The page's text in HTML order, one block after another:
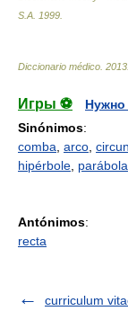
S.A 1999
Diccionario médico 2013
Игры ⚽
Нужно
Sinónimos:
comba arco
hipérbole parábola
Antónimos:
recta
curriculum